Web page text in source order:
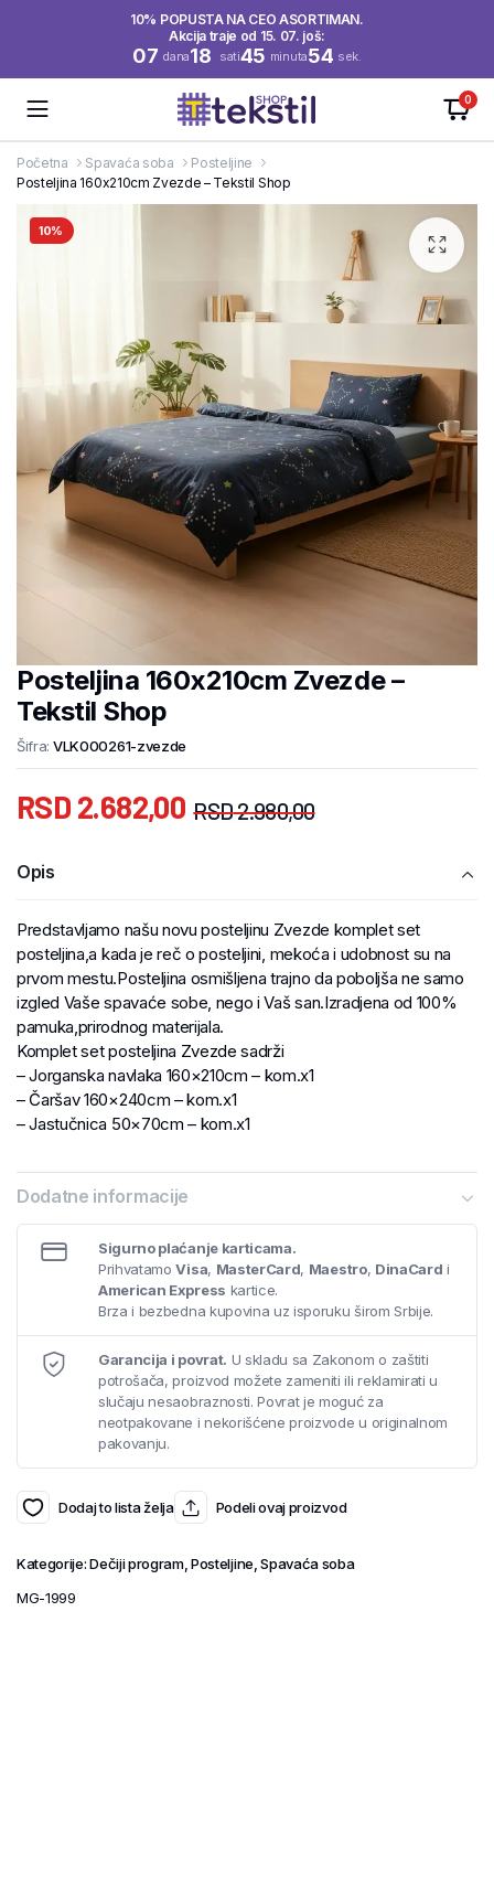
10% POPUSTA NA CEO ASORTIMAN.
Akcija traje od 15. 07. još:
07 dana18 sati45 minuta54 sek.
0
Početna Spavaća soba
Posteljine
Posteljina 160x210cm Zvezde – Tekstil Shop
10%
Posteljina 160x210cm Zvezde –
Tekstil Shop
Šifra: VLK000261-zvezde
RSD2.980,00
RSD 2.682,00
Opis
Predstavljamo našu novu posteljinu Zvezde komplet set
posteljina,a kada je reč o posteljini, mekoća i udobnost su na
prvom mestu.Posteljina osmišljena trajno da poboljša ne samo
izgled Vaše spavaće sobe, nego i Vaš san.Izradjena od 100%
pamuka,prirodnog materijala.
Komplet set posteljina Zvezde sadrži
– Jorganska navlaka 160×210cm – kom.x1
– Čaršav 160×240cm – kom.x1
– Jastučnica 50×70cm – kom.x1
Dodatne informacije
Sigurno plaćanje karticama.
PrihvatamoVisa, MasterCard, Maestro, DinaCard i
American Express kartice.
Brza i bezbedna kupovina uz isporuku širom Srbije.
Garancija i povrat. U skladu sa Zakonom o zaštiti
potrošača, proizvod možete zameniti ili reklamirati u
slučaju nesaobraznosti. Povrat je moguć za
neotpakovane i nekorišćene proizvode u originalnom
pakovanju.
Dodaj to lista želja Podeli ovaj proizvod
Kategorije:Dečiji program,Posteljine ,Spavaća soba
MG-1999